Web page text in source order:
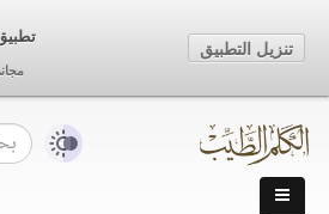
تنزيل التطبيق